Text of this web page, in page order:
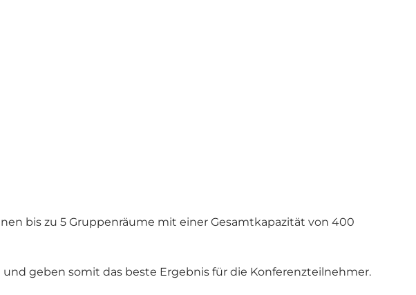
bis zu 5 Gruppenräume mit einer Gesamtkapazität von 400
geben somit das beste Ergebnis für die Konferenzteilnehmer.